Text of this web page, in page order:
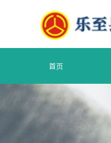
首页